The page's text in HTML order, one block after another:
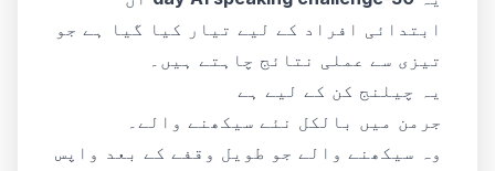
ابتدائی افراد کے لیے تیار کیا گیا ہے جو
تیزی سے عملی نتائج چاہتے ہیں۔
یہ چیلنج کن کے لیے ہے
جرمن میں بالکل نئے سیکھنے والے۔
وہ سیکھنے والے جو طویل وقفے کے بعد واپس